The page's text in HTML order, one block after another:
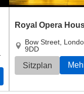
Royal Opera
Bow Street
9DD
Sitzplan